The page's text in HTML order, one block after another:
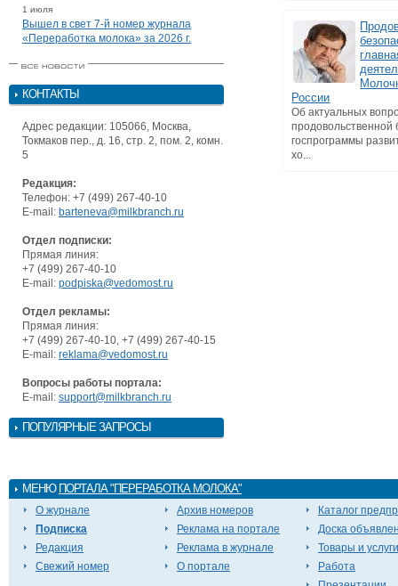
1 июля
Вышел в свет 7-й номер журнала
«Переработка молока» за 2026 г.
КОНТАКТЫ
Адрес редакции: 105066, Москва,
Токмаков пер., д. 16, стр. 2, пом. 2, комн.
5
Редакция:
Телефон: +7 (499) 267-40-10
E-mail: barteneva@milkbranch.ru
Отдел подписки:
Прямая линия:
+7 (499) 267-40-10
E-mail: podpiska@vedomost.ru
Отдел рекламы:
Прямая линия:
+7 (499) 267-40-10, +7 (499) 267-40-15
E-mail: reklama@vedomost.ru
Вопросы работы портала:
E-mail: support@milkbranch.ru
ПОПУЛЯРНЫЕ ЗАПРОСЫ
России
Об актуальных
продовольственной
госпрограммы
хо...
МЕНЮ ПОРТАЛА "ПЕРЕРАБОТКА МОЛОКА"
О журнале
Подписка
Редакция
Свежий номер
Архив номеров
Реклама на портале
Реклама в журнале
О портале
Каталог
Доска
Товары и услуги
Работа